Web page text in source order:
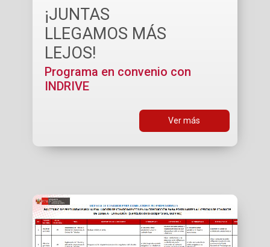
¡JUNTAS
LLEGAMOS MÁS
LEJOS!
Programa en convenio con
INDRIVE
Ver más